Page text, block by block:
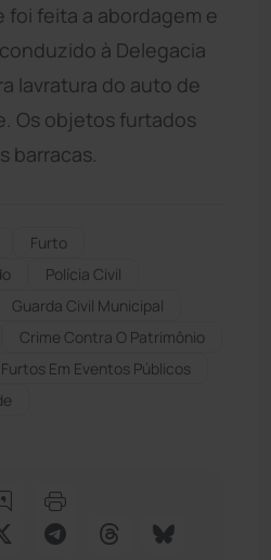
foi feita a abordagem e
à Delegacia
lavratura do auto de
Os objetos furtados
barracas.
Furto
Polícia Civil
Guarda Civil Municipal
Crime Contra O Patrimônio
Furtos Em Eventos Públicos